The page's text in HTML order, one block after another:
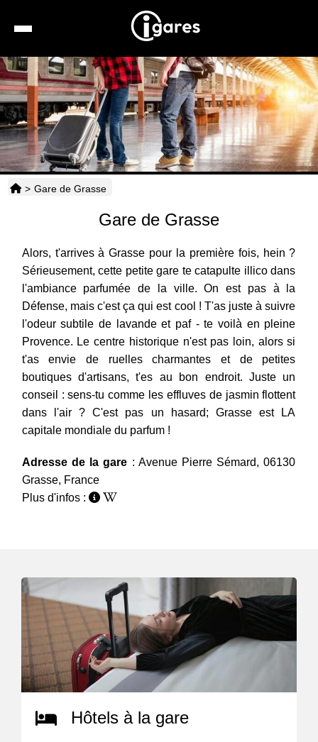
Recherche
Location de voiture
Hôtels
Taxis
> Gare de Grasse
Gare de Grasse
Alors, t'arrives à Grasse pour la première fois, hein ?
Sérieusement, cette petite gare te catapulte illico dans
l'ambiance parfumée de la ville. On est pas à la
Défense, mais c'est ça qui est cool ! T'as juste à suivre
l'odeur subtile de lavande et paf - te voilà en pleine
Provence. Le centre historique n'est pas loin, alors si
t'as envie de ruelles charmantes et de petites
boutiques d'artisans, t'es au bon endroit. Juste un
conseil : sens-tu comme les effluves de jasmin flottent
dans l'air ? C'est pas un hasard; Grasse est LA
capitale mondiale du parfum !
Adresse de la gare : Avenue Pierre Sémard, 06130
Grasse, France
Plus d'infos :
Hôtels à la gare